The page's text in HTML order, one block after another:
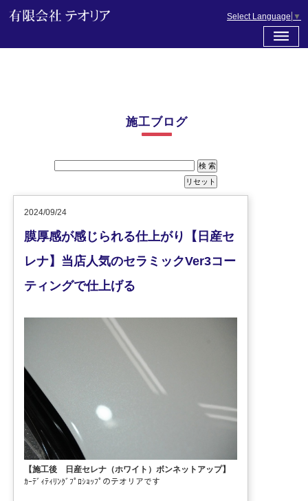
Select Language ▼
施工ブログ
2024/09/24
膜厚感が感じられる仕上がり【日産セ
レナ】当店人気のセラミックVer3コー
ティングで仕上げる
【施工後 日産セレナ（ホワイト）ボンネットアップ】
ｶｰﾃﾞｨﾃｨﾘﾝｸﾞﾌﾟﾛｼｮｯﾌﾟのテオリアです